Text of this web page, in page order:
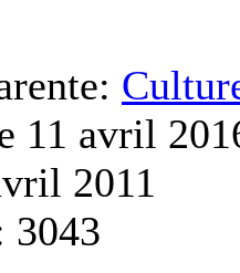
11 avril
2011
3043